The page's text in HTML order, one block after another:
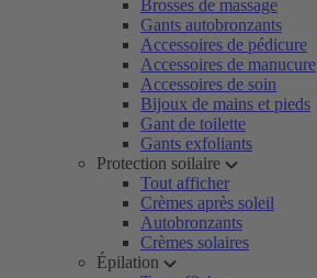
Brosses de massage
Gants autobronzants
Accessoires de pédicure
Accessoires de manucure
Accessoires de soin
Bijoux de mains et pieds
Gant de toilette
Gants exfoliants
Protection soilaire
Tout afficher
Crèmes après soleil
Autobronzants
Crèmes solaires
Épilation